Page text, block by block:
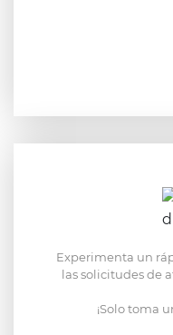
Experimenta un
las solicitudes de
¡Solo toma